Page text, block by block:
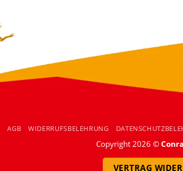
AGB WIDERRUFSBELEHRUNG
Copyright 2026 ©
VERTRAG